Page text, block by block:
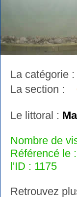
La catégorie :
La section :
Le littoral :
Nombre de
Référencé le
l'ID : 1175
Retrouvez